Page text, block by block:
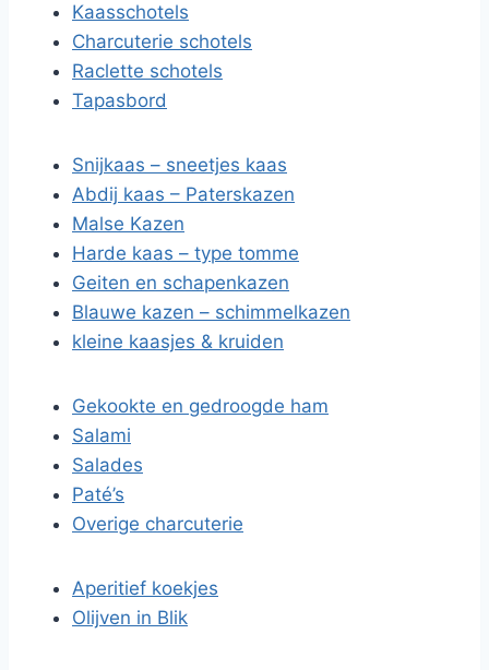
Kaasschotels
Charcuterie schotels
Raclette schotels
Tapasbord
Snijkaas – sneetjes kaas
Abdij kaas – Paterskazen
Malse Kazen
Harde kaas – type tomme
Geiten en schapenkazen
Blauwe kazen – schimmelkazen
kleine kaasjes & kruiden
Gekookte en gedroogde ham
Salami
Salades
Paté’s
Overige charcuterie
Aperitief koekjes
Olijven in Blik